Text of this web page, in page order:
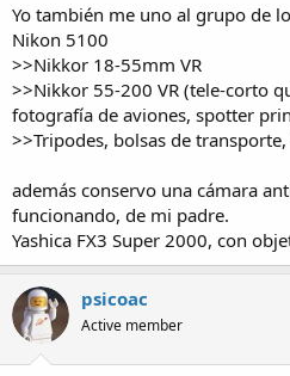
Yo también me uno al grupo de
Nikon 5100
>>Nikkor 18-55mm VR
>>Nikkor 55-200 VR (tele-corto
fotografía de aviones, spotter
>>Tripodes, bolsas de
además conservo una cámara
funcionando, de mi padre.
Yashica FX3 Super 2000, con
psicoac
Active member